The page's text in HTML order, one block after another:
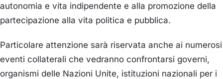
autonomia e vita indipendente e alla promozione della
partecipazione alla vita politica e pubblica.
Particolare attenzione sarà riservata anche ai numerosi
eventi collaterali che vedranno confrontarsi governi,
organismi delle Nazioni Unite, istituzioni nazionali per i